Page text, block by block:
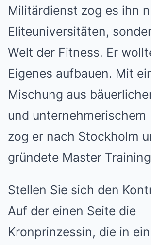
Militärdienst zog es ihn
Eliteuniversitäten,
Welt der Fitness. Er
Eigenes aufbauen. Mit
Mischung aus
und unternehmerischem
zog er nach Stockholm
gründete Master
Stellen Sie sich den
Auf der einen Seite die
Kronprinzessin, die in